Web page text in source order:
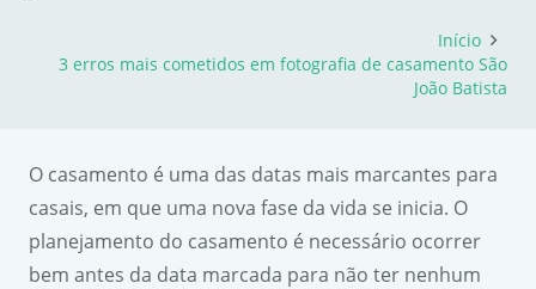
Início
3 erros mais cometidos em fotografia de casamento São
João Batista
O casamento é uma das datas mais marcantes para
casais, em que uma nova fase da vida se inicia. O
planejamento do casamento é necessário ocorrer
bem antes da data marcada para não ter nenhum